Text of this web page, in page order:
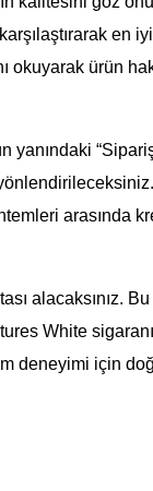
en
okuyarak ürün
arasında
alacaksınız.
White
deneyimi için